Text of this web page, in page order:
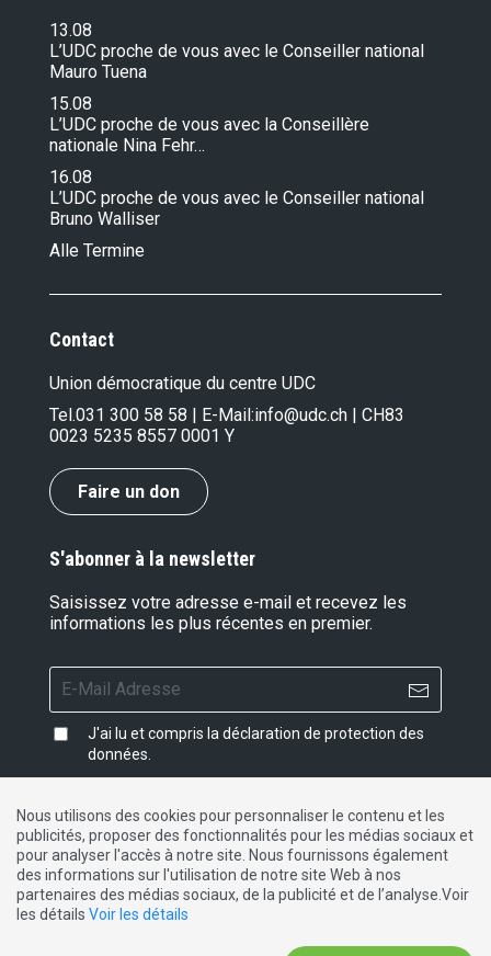
13.08
L’UDC proche de vous avec le Conseiller national
Mauro Tuena
15.08
L’UDC proche de vous avec la Conseillère
nationale Nina Fehr…
16.08
L’UDC proche de vous avec le Conseiller national
Bruno Walliser
Alle Termine
Contact
Union démocratique du centre UDC
Tel.031 300 58 58 | E-Mail:info@udc.ch | CH83
0023 5235 8557 0001 Y
Faire un don
S'abonner à la newsletter
Saisissez votre adresse e-mail et recevez les
informations les plus récentes en premier.
J'ai lu et compris la déclaration de protection des
données
Impressum| Protection des données|Contact
DE FR IT
Nous utilisons des cookies pour personnaliser le contenu et les
publicités, proposer des fonctionnalités pour les médias sociaux et
pour analyser l'accès à notre site. Nous fournissons également
des informations sur l'utilisation de notre site Web à nos
partenaires des médias sociaux, de la publicité et de l’analyse.Voir
les détails Voir les détails